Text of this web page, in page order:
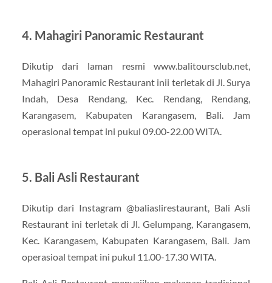
4. Mahagiri Panoramic Restaurant
Dikutip dari laman resmi www.balitoursclub.net,
Mahagiri Panoramic Restaurant inii terletak di Jl. Surya
Indah, Desa Rendang, Kec. Rendang, Rendang,
Karangasem, Kabupaten Karangasem, Bali. Jam
operasional tempat ini pukul 09.00-22.00 WITA.
5. Bali Asli Restaurant
Dikutip dari Instagram @baliaslirestaurant, Bali Asli
Restaurant ini terletak di Jl. Gelumpang, Karangasem,
Kec. Karangasem, Kabupaten Karangasem, Bali. Jam
operasioal tempat ini pukul 11.00-17.30 WITA.